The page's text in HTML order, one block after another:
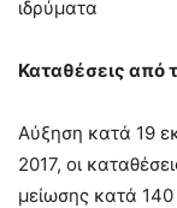
ιδρύματα
Καταθέσεις από
Αύξηση κατά 19
2017, οι
μείωσης κατά